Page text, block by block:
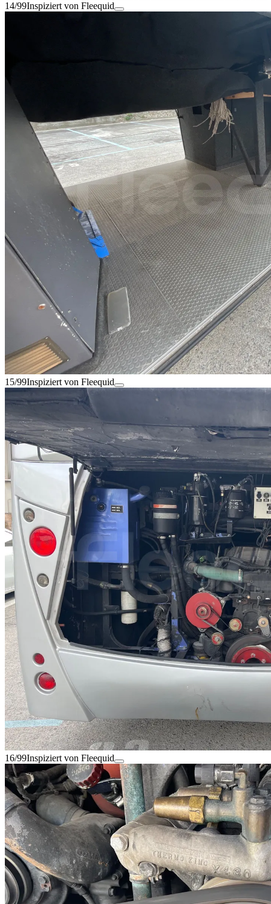
14/99Inspiziert von Fleequid
15/99Inspiziert von Fleequid
16/99Inspiziert von Fleequid